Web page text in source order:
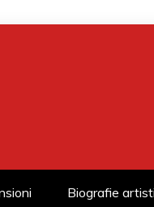
Biografie artisti